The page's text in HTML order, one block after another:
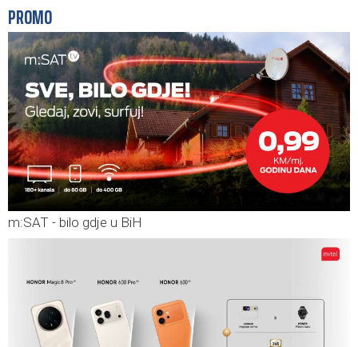
PROMO
m:SAT - bilo gdje u BiH